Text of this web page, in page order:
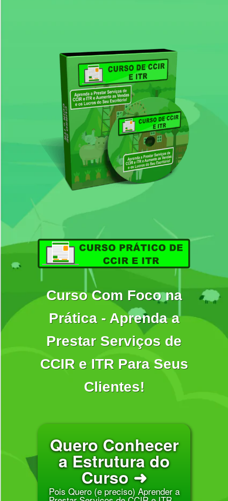
Curso Com Foco na
Prática - Aprenda a
Prestar Serviços de
CCIR e ITR Para Seus
Clientes!
Quero Conhecer
a Estrutura do
Curso ➜
Pois Quero (e preciso) Aprender a